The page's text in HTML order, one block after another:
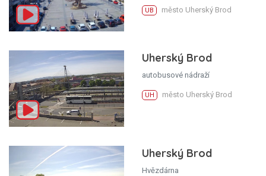
UB město Uherský Brod
Uherský Brod
autobusové nádraží
UH město Uherský Brod
Uherský Brod
Hvězdárna